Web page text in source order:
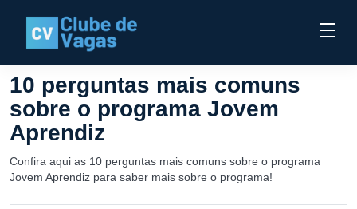
10 perguntas mais comuns
sobre o programa Jovem
Aprendiz
Confira aqui as 10 perguntas mais comuns sobre o programa
Jovem Aprendiz para saber mais sobre o programa!